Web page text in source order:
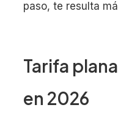
paso, te resulta
Tarifa
en 2026